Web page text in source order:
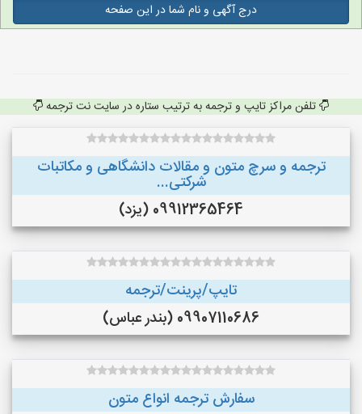
درج آگهی و نام شما در این صفحه
تلفن مراکز تایپ و ترجمه به ترتیب ستاره در سایت نت ترجمه
ترجمه و سرچ متون و مقالات دانشگاهی و مکاتبات
شرکتی...
09912365464 (یزد)
تایپ/پرینت/ترجمه
09907110686 (بندر عباس)
سفارش ترجمه انواع متون